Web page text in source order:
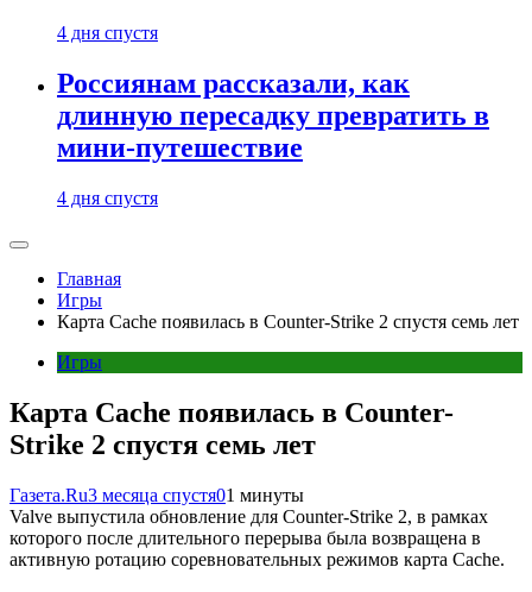
4 дня спустя
Россиянам рассказали, как
длинную пересадку превратить в
мини-путешествие
4 дня спустя
Главная
Игры
Карта Cache появилась в Counter-Strike 2 спустя семь лет
Игры
Карта Cache появилась в Counter-
Strike 2 спустя семь лет
Газета.Ru3 месяца спустя01 минуты
Valve выпустила обновление для Counter-Strike 2, в рамках
которого после длительного перерыва была возвращена в
активную ротацию соревновательных режимов карта Cache.